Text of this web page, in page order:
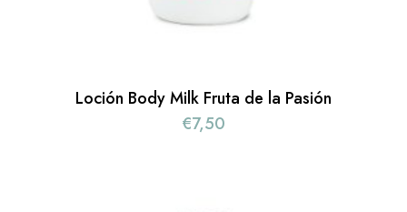
Loción Body Milk Fruta de la Pasión
€7,50